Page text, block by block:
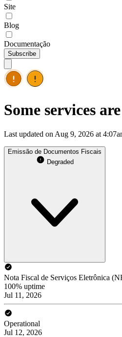
Site
Blog
Documentação
Subscribe
Some services
Last updated on Aug 9, 2026 at
Emissão de Documentos Fiscais
Degraded
Nota Fiscal de Serviços Eletrônica
100% uptime
Jul 11, 2026
Operational
Jul 12, 2026